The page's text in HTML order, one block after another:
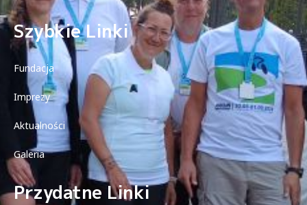
Szybkie Linki
Fundacja
Imprezy
Aktualności
Galeria
Przydatne Linki